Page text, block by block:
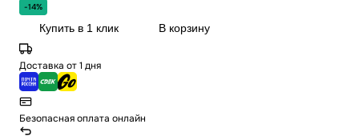
-14%
Купить в 1 клик В корзину
Доставка от 1 дня
Безопасная оплата онлайн